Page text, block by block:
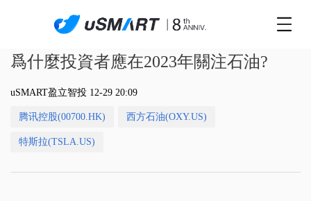
爲什麼投資者應在2023年關注石油?
uSMART盈立智投 12-29 20:09
腾讯控股(00700.HK) 西方石油(OXY.US)
特斯拉(TSLA.US)